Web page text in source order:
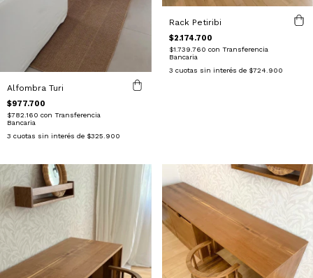
Alfombra Turi
$977.700
$782.160 con Transferencia
Bancaria
3 cuotas sin interés de $325.900
Rack Petiribi
$2.174.700
$1.739.760 con Transferencia
Bancaria
3 cuotas sin interés de $724.900